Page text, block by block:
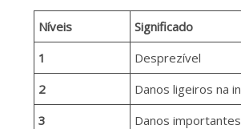
Níveis
Significado
1
Desprezível
2
Danos ligeiros na
3
Danos